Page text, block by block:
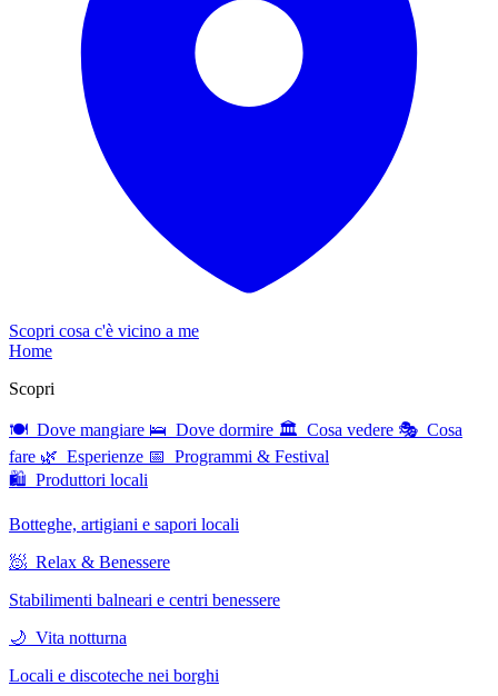
Scopri cosa c'è vicino a me
Home
Scopri
🍽 Dove mangiare 🛌 Dove dormire 🏛 Cosa vedere 🎭 Cosa
fare 🌿 Esperienze 📅 Programmi & Festival
🛍 Produttori locali
Botteghe, artigiani e sapori locali
🧖 Relax & Benessere
Stabilimenti balneari e centri benessere
🌙 Vita notturna
Locali e discoteche nei borghi